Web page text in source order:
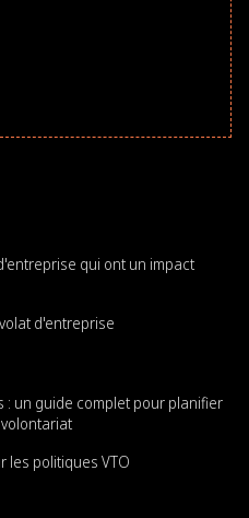
qui ont un impact
d'entreprise
: un guide complet pour planifier
les politiques VTO